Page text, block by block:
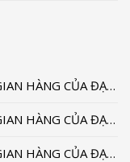
TẠI TRIỂN LÃM VIETBUILD T9-2022
TẠI TRIỂN LÃM VIETBUILD T9-2020
TẠI TRIỂN LÃM VIETBUILD T9-2018